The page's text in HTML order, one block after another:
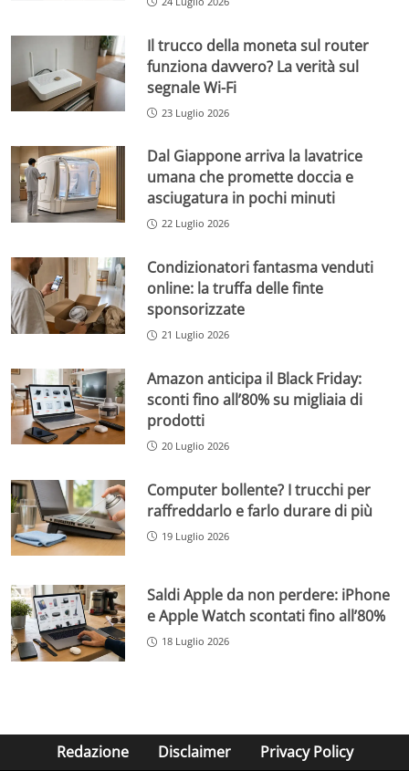
Il trucco della moneta sul router
funziona davvero? La verità sul
segnale Wi-Fi
23 Luglio 2026
Dal Giappone arriva la lavatrice
umana che promette doccia e
asciugatura in pochi minuti
22 Luglio 2026
Condizionatori fantasma venduti
online: la truffa delle finte
sponsorizzate
21 Luglio 2026
Amazon anticipa il Black Friday:
sconti fino all’80% su migliaia di
prodotti
20 Luglio 2026
Computer bollente? I trucchi per
raffreddarlo e farlo durare di più
19 Luglio 2026
Saldi Apple da non perdere: iPhone
e Apple Watch scontati fino all’80%
18 Luglio 2026
Redazione Disclaimer Privacy Policy